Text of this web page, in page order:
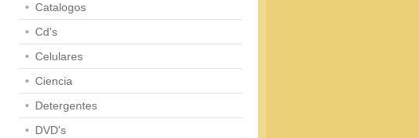
Catalogos
Cd's
Celulares
Ciencia
Detergentes
DVD's